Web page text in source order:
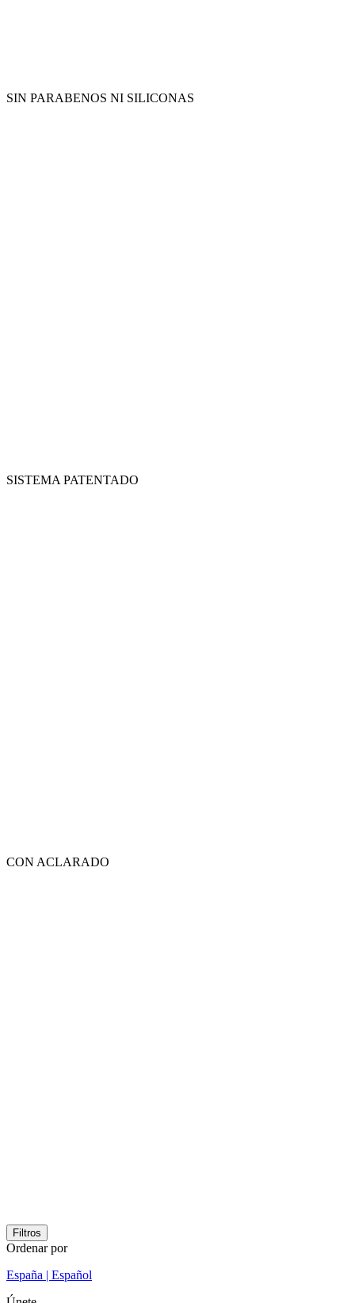
SIN PARABENOS NI SILICONAS
SISTEMA PATENTADO
CON ACLARADO
Filtros
Ordenar por
España | Español